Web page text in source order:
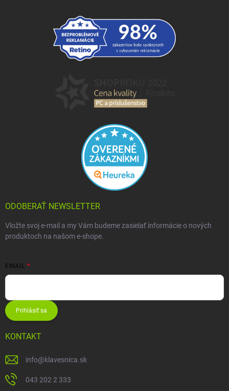
ODOBERAŤ NEWSLETTER
Vložte svoj e-mail a my Vám budeme zasielať informácie o nových
produktoch na našom e-shope.
EMAIL
Prihlásiť sa
KONTAKT
info@klavesnica.sk
043 202 2 333